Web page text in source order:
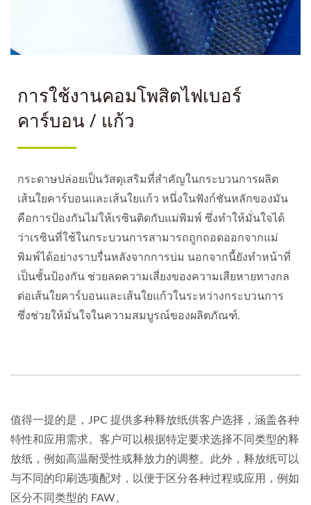
การใช้งานคอมโพสิตไฟเบอร์
คาร์บอน / แก้ว
กระดาษปล่อยเป็นวัสดุเสริมที่สำคัญในกระบวนการผลิต
เส้นใยคาร์บอนและเส้นใยแก้ว หนึ่งในฟังก์ชันหลักของมัน
คือการป้องกันไม่ให้เรซินติดกับแม่พิมพ์ ซึ่งทำให้มั่นใจได้
ว่าเรซินที่ใช้ในกระบวนการสามารถถูกถอดออกจากแม่
พิมพ์ได้อย่างราบรื่นหลังจากการบ่ม นอกจากนี้ยังทำหน้าที่
เป็นชั้นป้องกัน ช่วยลดความเสี่ยงของความเสียหายทางกล
ต่อเส้นใยคาร์บอนและเส้นใยแก้วในระหว่างกระบวนการ
ซึ่งช่วยให้มั่นใจในความสมบูรณ์ของผลิตภัณฑ์.
值得一提的是，JPC 提供多种释放纸供客户选择，涵盖各种
特性和应用需求。客户可以根据特定要求选择不同类型的释
放纸，例如高温耐受性或释放力的调整。此外，释放纸可以
与不同的印刷选项配对，以便于区分各种过程或应用，例如
区分不同类型的 FAW。